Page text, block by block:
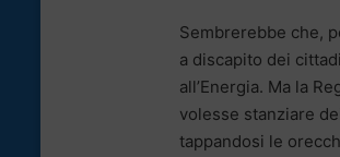
Sembrerebbe che,
a discapito dei
all’Energia. Ma la
volesse stanziare
tappandosi le